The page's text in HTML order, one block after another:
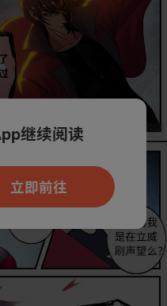
继续阅读
立即前往